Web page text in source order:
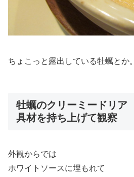
ちょこっと露出している牡蠣とか。
牡蠣のクリーミードリア
具材を持ち上げて観察
外観からでは
ホワイトソースに埋もれて